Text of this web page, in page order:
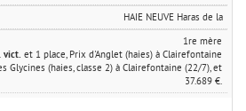
HAIE NEUVE Haras de la
1re mère
vict. et 1 place, Prix d'Anglet (haies) à Clairefontaine
Glycines (haies, classe 2) à Clairefontaine (22/7), et
37.689 €.